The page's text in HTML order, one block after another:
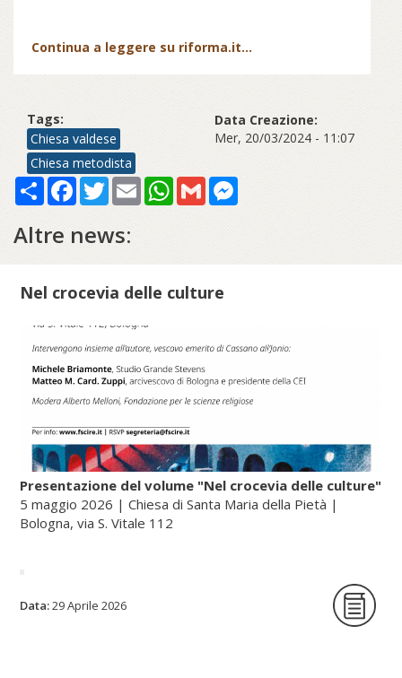
Continua a leggere su riforma.it...
Tags:
Chiesa valdese
Chiesa metodista
Data Creazione:
Mer, 20/03/2024 - 11:07
Share Facebook
TwitterEmail WhatsApp
Gmail
Altre news:
Nel crocevia delle culture
Presentazione del volume "Nel crocevia delle culture"
5 maggio 2026 | Chiesa di Santa Maria della Pietà |
Bologna, via S. Vitale 112
lieta di ospitare la presentazione del
Data:29 Aprile 2026